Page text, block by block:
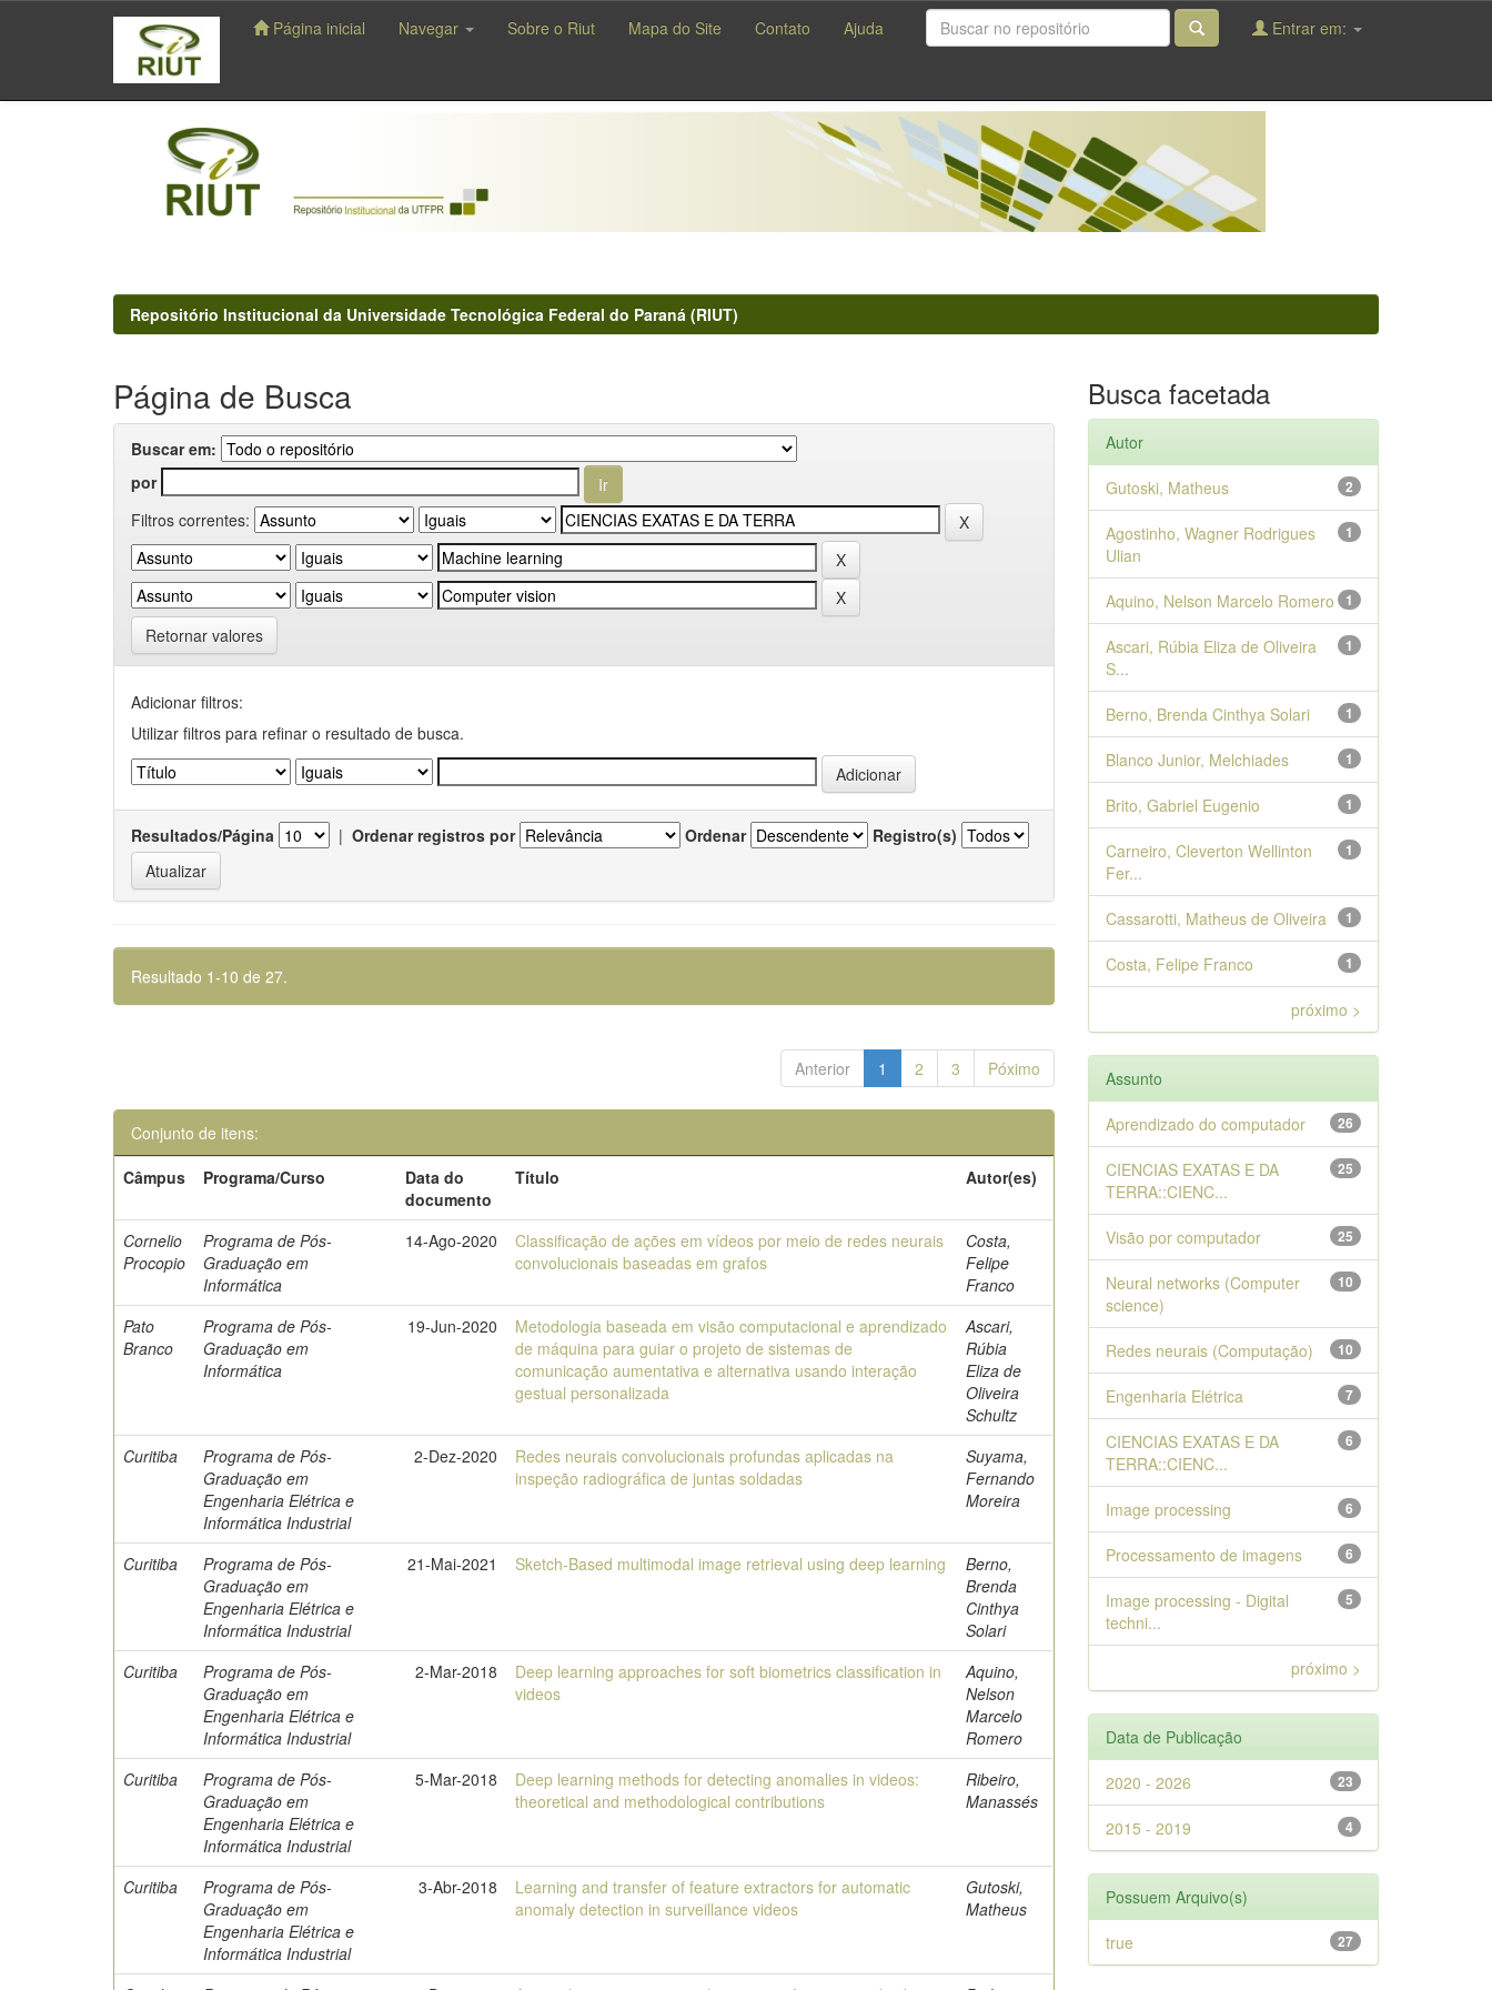
navigation
Página inicial Navegar Sobre o Riut Mapa do Site Contato Ajuda Entrar em:
Repositório Institucional da Universidade Tecnológica Federal do Paraná (RIUT)
Página de Busca
Buscar em:
por
Filtros correntes:
Retornar valores
Adicionar filtros:
Utilizar filtros para refinar o resultado de busca.
Resultados/Página | Ordenar registros por Ordenar Registro(s)
Resultado 1-10 de 27.
Anterior 1 2 3 Póximo
Conjunto de itens:
Câmpus
Programa/Curso
Data do
documento
Título Autor(es)
Cornelio
Procopio
Programa de Pós-
Graduação em
Informática
14-Ago-2020
Classificação de ações em vídeos por meio de redes neurais
convolucionais baseadas em grafos
Costa,
Felipe
Franco
Pato
Branco
Programa de Pós-
Graduação em
Informática
19-Jun-2020
Metodologia baseada em visão computacional e aprendizado
de máquina para guiar o projeto de sistemas de
comunicação aumentativa e alternativa usando interação
gestual personalizada
Ascari,
Rúbia
Eliza de
Oliveira
Schultz
Curitiba
Programa de Pós-
Graduação em
Engenharia Elétrica e
Informática Industrial
2-Dez-2020
Redes neurais convolucionais profundas aplicadas na
inspeção radiográfica de juntas soldadas
Suyama,
Fernando
Moreira
Curitiba
Programa de Pós-
Graduação em
Engenharia Elétrica e
Informática Industrial
21-Mai-2021 Sketch-Based multimodal image retrieval using deep learning
Berno,
Brenda
Cinthya
Solari
Curitiba
Programa de Pós-
Graduação em
Engenharia Elétrica e
Informática Industrial
2-Mar-2018
Deep learning approaches for soft biometrics classification in
videos
Aquino,
Nelson
Marcelo
Romero
Curitiba
Programa de Pós-
Graduação em
Engenharia Elétrica e
Informática Industrial
5-Mar-2018
Deep learning methods for detecting anomalies in videos:
theoretical and methodological contributions
Ribeiro,
Manassés
Curitiba
Programa de Pós-
Graduação em
Engenharia Elétrica e
Informática Industrial
3-Abr-2018
Learning and transfer of feature extractors for automatic
anomaly detection in surveillance videos
Gutoski,
Matheus
Busca facetada
Autor
2
Gutoski, Matheus
1
Agostinho, Wagner Rodrigues
Ulian
1
Aquino, Nelson Marcelo Romero
1
Ascari, Rúbia Eliza de Oliveira
S...
1
Berno, Brenda Cinthya Solari
1
Blanco Junior, Melchiades
1
Brito, Gabriel Eugenio
1
Carneiro, Cleverton Wellinton
Fer...
1
Cassarotti, Matheus de Oliveira
1
Costa, Felipe Franco
próximo >
Assunto
26
Aprendizado do computador
25
CIENCIAS EXATAS E DA
TERRA::CIENC...
25
Visão por computador
10
Neural networks (Computer
science)
10
Redes neurais (Computação)
7
Engenharia Elétrica
6
CIENCIAS EXATAS E DA
TERRA::CIENC...
6
Image processing
6
Processamento de imagens
5
Image processing - Digital
techni...
próximo >
Data de Publicação
23
2020 - 2026
4
2015 - 2019
Possuem Arquivo(s)
27
true